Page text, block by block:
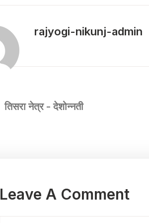
rajyogi-nikunj-admin
तिसरा नेत्र - देशोन्नती
Leave A Comment